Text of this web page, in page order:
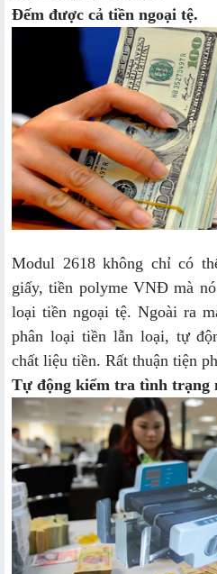
Đếm được cả tiền ngoại tệ.
Modul 2618 không chỉ có
giấy, tiền polyme VNĐ mà
loại tiền ngoại tệ. Ngoài ra
phân loại tiền lẫn loại, tự
chất liệu tiền. Rất thuận tiện
Tự động kiểm tra tình trạng